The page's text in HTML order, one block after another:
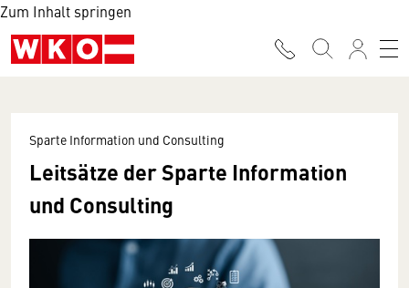
Zum Inhalt springen
Sparte Information und Consulting
Leitsätze der Sparte Information
und Consulting